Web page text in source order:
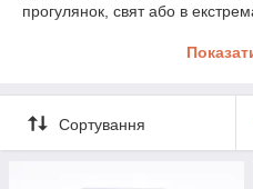
прогулянок, свят або в
моделі та відеореєстратори.
Сортування